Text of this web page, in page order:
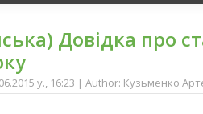
Довідка про
y., 16:23 | Author: Кузьменко